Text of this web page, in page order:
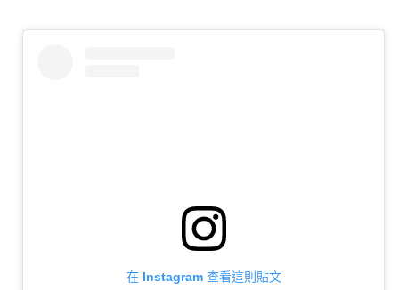
在 Instagram 查看這則貼文